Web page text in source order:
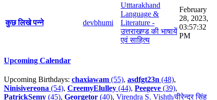
कुछ लिखे पन्ने devbhumi
Utttarakhand
Language &
Literature -
उत्तराखण्ड की भाषायें
एवं साहित्य
February
28, 2023,
03:57:32
PM
Upcoming Calendar
Upcoming Birthdays: chaxiawam (55), asdfgt23n (48),
Ninisivereona (54), CreemyElulley (44), Peegeve (39),
PatrickSemy (45), Georgetor (40), Virendra S. Vishth/वीरेन्द्र सिंह